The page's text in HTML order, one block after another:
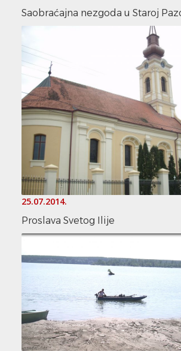
Saobraćajna nezgoda u Staroj
25.07.2014.
Proslava Svetog Ilije